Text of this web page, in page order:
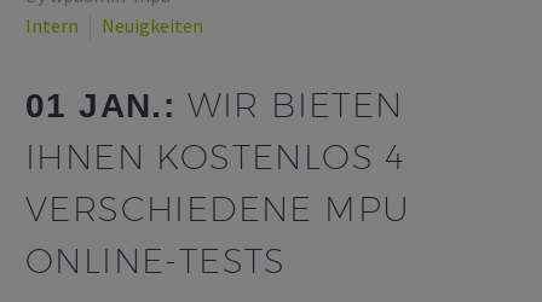
Intern
Neuigkeiten
01 JAN.: WIR BIETEN
IHNEN KOSTENLOS 4
VERSCHIEDENE MPU
ONLINE-TESTS